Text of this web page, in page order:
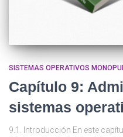
SISTEMAS OPERATIVOS
Capítulo 9:
sistemas
9.1. Introducción En este